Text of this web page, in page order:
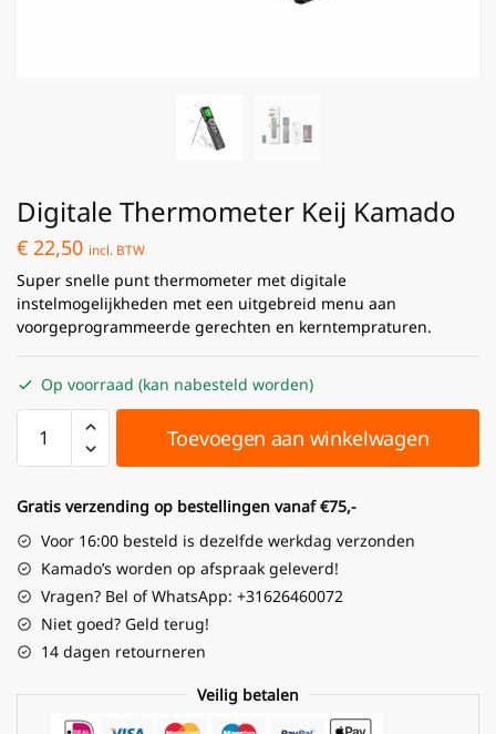
Digitale Thermometer Keij Kamado
€ 22,50 incl. BTW
Super snelle punt thermometer met digitale
instelmogelijkheden met een uitgebreid menu aan
voorgeprogrammeerde gerechten en kerntempraturen.
Op voorraad (kan nabesteld worden)
Toevoegen aan winkelwagen
Gratis verzending op bestellingen vanaf €75,-
Voor 16:00 besteld is dezelfde werkdag verzonden
Kamado’s worden op afspraak geleverd!
Vragen? Bel of WhatsApp: +31626460072
Niet goed? Geld terug!
14 dagen retourneren
Veilig betalen